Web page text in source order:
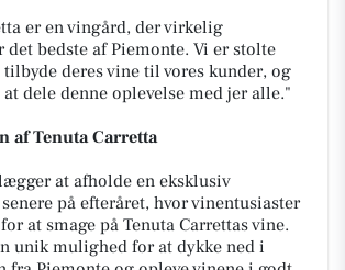
er en vingård, der virkelig
bedste af Piemonte. Vi er stolte
tilbyde deres vine til vores kunder, og
dele denne oplevelse med jer alle."
af Tenuta Carretta
at afholde en eksklusiv
på efteråret, hvor vinentusiaster
at smage på Tenuta Carrettas vine.
unik mulighed for at dykke ned i